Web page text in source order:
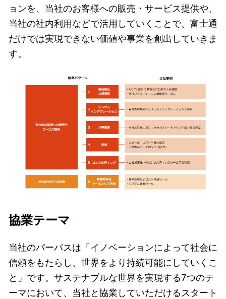
ョンを、当社のお客様への販売・サービス提供や、
当社の社内利用などで活用していくことで、富士通
だけでは実現できない価値や事業を創出していきま
す。
協業テーマ
当社のパーパスは「イノベーションによって社会に
信頼をもたらし、世界をより持続可能にしていくこ
と」です。サステナブルな世界を実現する7つのテ
ーマにおいて、当社と協業していただけるスタート